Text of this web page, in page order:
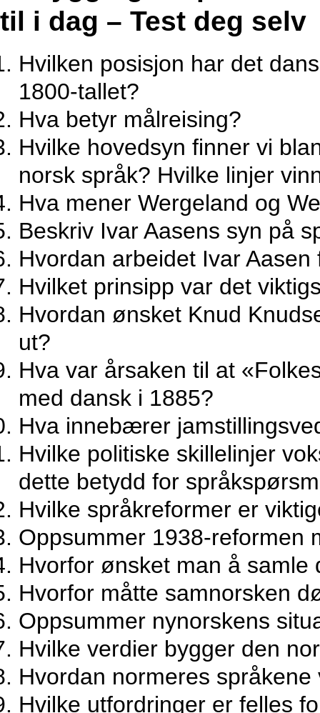
til i dag – Test deg selv
Hvilken posisjon har det
1800-tallet?
Hva betyr målreising?
Hvilke hovedsyn finner vi
norsk språk? Hvilke linjer
Hva mener Wergeland og
Beskriv Ivar Aasens syn på
Hvordan arbeidet Ivar
Hvilket prinsipp var det
Hvordan ønsket Knud
ut?
Hva var årsaken til at
med dansk i 1885?
Hva innebærer
Hvilke politiske skillelinjer
dette betydd for
Hvilke språkreformer er
Oppsummer 1938-reformen
Hvorfor ønsket man å samle
Hvorfor måtte samnorsken
Oppsummer nynorskens
Hvilke verdier bygger den
Hvordan normeres språkene
Hvilke utfordringer er felles